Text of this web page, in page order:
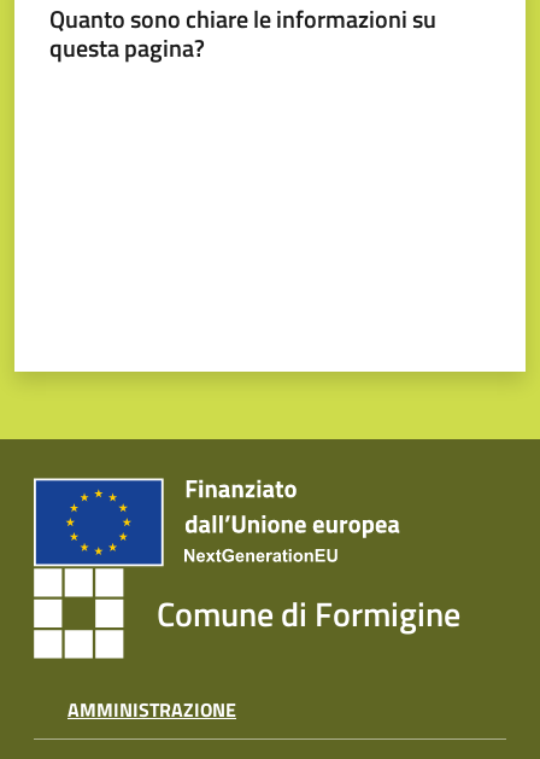
Quanto sono chiare le informazioni su
questa pagina?
Comune di Formigine
AMMINISTRAZIONE